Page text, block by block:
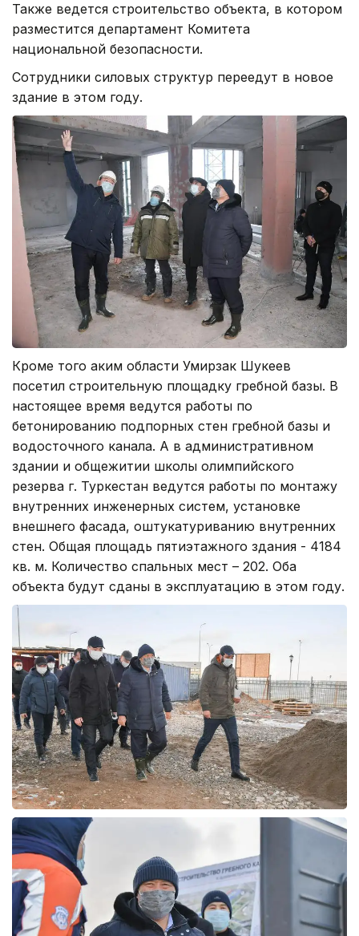
Также ведется строительство объекта, в котором
разместится департамент Комитета
национальной безопасности.
Сотрудники силовых структур переедут в новое
здание в этом году.
Кроме того аким области Умирзак Шукеев
посетил строительную площадку гребной базы. В
настоящее время ведутся работы по
бетонированию подпорных стен гребной базы и
водосточного канала. А в административном
здании и общежитии школы олимпийского
резерва г. Туркестан ведутся работы по монтажу
внутренних инженерных систем, установке
внешнего фасада, оштукатуриванию внутренних
стен. Общая площадь пятиэтажного здания - 4184
кв. м. Количество спальных мест – 202. Оба
объекта будут сданы в эксплуатацию в этом году.